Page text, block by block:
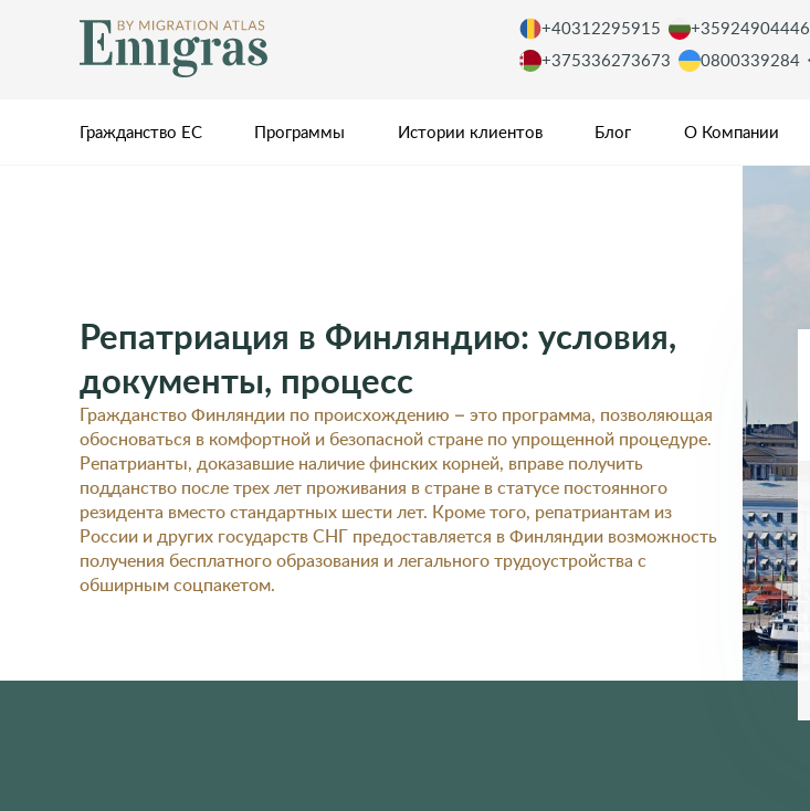
+40312295915 +35924904446
+375336273673
0800339284
Гражданство ЕС Программы Истории клиентов Блог О Компании
Репатриация в Финляндию: условия,
документы, процесс
Гражданство Финляндии по происхождению – это программа, позволяющая
обосноваться в комфортной и безопасной стране по упрощенной процедуре.
Репатрианты, доказавшие наличие финских корней, вправе получить
подданство после трех лет проживания в стране в статусе постоянного
резидента вместо стандартных шести лет. Кроме того, репатриантам из
России и других государств СНГ предоставляется в Финляндии возможность
получения бесплатного образования и легального трудоустройства с
обширным соцпакетом.